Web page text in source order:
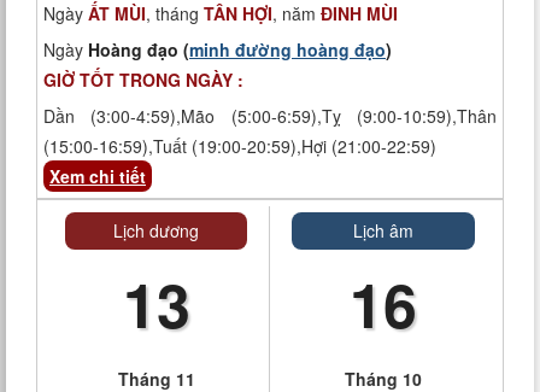
Ngày ẤT MÙI, tháng TÂN HỢI, năm ĐINH MÙI
Ngày Hoàng đạo (minh đường hoàng đạo)
GIỜ TỐT TRONG NGÀY :
Dần (3:00-4:59),Mão (5:00-6:59),Tỵ (9:00-10:59),Thân
(15:00-16:59),Tuất (19:00-20:59),Hợi (21:00-22:59)
Xem chi tiết
Lịch dương
13
Tháng 11
Lịch âm
16
Tháng 10